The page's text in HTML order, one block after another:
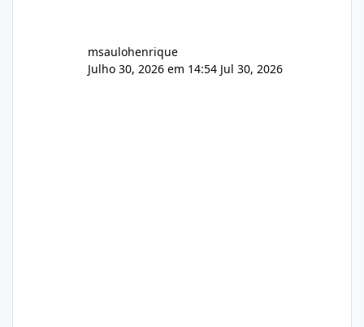
msaulohenrique
Julho 30, 2026 em 14:54 Jul 30, 2026